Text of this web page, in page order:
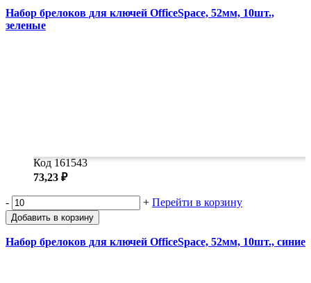
Набор брелоков для ключей OfficeSpace, 52мм, 10шт.,
зеленые
Код 161543
73,23 ₽
- + Перейти в корзину
Добавить в корзину
Набор брелоков для ключей OfficeSpace, 52мм, 10шт., синие